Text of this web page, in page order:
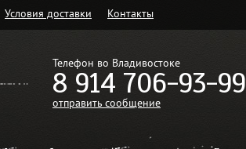
Условия доставки Контакты
Телефон во Владивостоке
8 914 706-93-99
отправить сообщение